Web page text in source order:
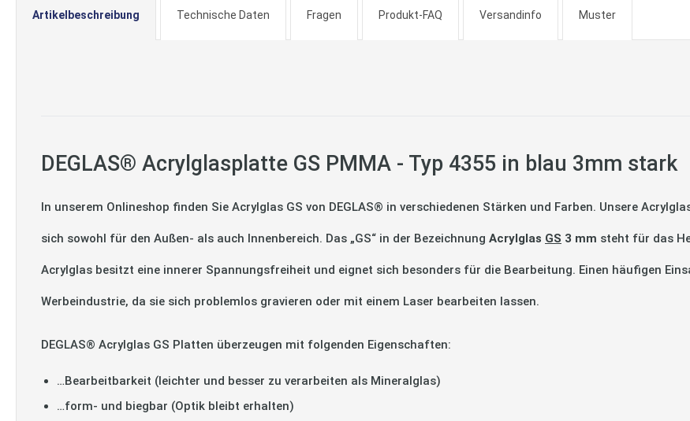
Artikelbeschreibung
DEGLAS® Acrylglasplatte GS PMMA - Typ 4355 in blau 3mm stark
In unserem Onlineshop finden Sie Acrylglas GS von DEGLAS® in verschiedenen Stärken und Farben. Unsere
sich sowohl für den Außen- als auch Innenbereich. Das „GS“ in der Bezeichnung Acrylglas GS 3 mm steht für das
Acrylglas besitzt eine innerer Spannungsfreiheit und eignet sich besonders für die Bearbeitung. Einen häufigen
Werbeindustrie, da sie sich problemlos gravieren oder mit einem Laser bearbeiten lassen.
DEGLAS® Acrylglas GS Platten überzeugen mit folgenden Eigenschaften:
…Bearbeitbarkeit (leichter und besser zu verarbeiten als Mineralglas)
…form- und biegbar (Optik bleibt erhalten)
Technische Daten Fragen Produkt-FAQ Versandinfo Muster